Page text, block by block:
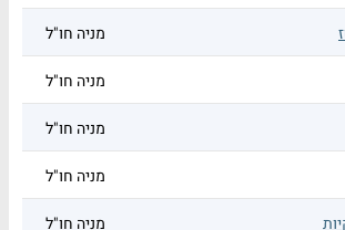
מניה חו"ל
מניה חו"ל
מניה חו"ל
מניה חו"ל
מניה חו"ל